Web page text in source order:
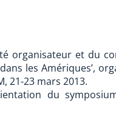
organisateur et du
les Amériques’,
21-23 mars 2013.
du symposium,